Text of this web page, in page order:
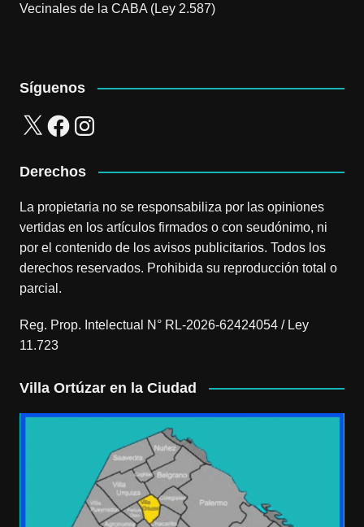
Vecinales de la CABA (Ley 2.587)
Síguenos
X FacebookInstagram
Derechos
La propietaria no se responsabiliza por las opiniones
vertidas en los artículos firmados o con seudónimo, ni
por el contenido de los avisos publicitarios. Todos los
derechos reservados. Prohibida su reproducción total o
parcial.
Reg. Prop. Intelectual N° RL-2026-62424054 / Ley
11.723
Villa Ortúzar en la Ciudad